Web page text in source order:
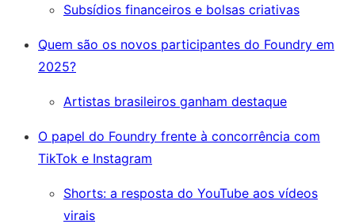
Subsídios financeiros e bolsas criativas
Quem são os novos participantes do Foundry em
2025?
Artistas brasileiros ganham destaque
O papel do Foundry frente à concorrência com
TikTok e Instagram
Shorts: a resposta do YouTube aos vídeos
virais